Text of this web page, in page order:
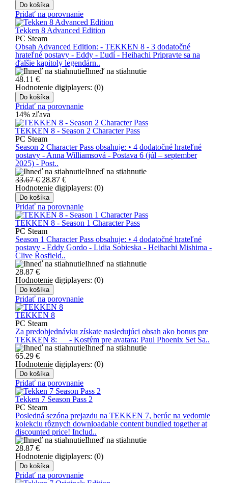
Do košíka
Pridať na porovnanie
Tekken 8 Advanced Edition
PC Steam
Obsah Advanced Edition: - TEKKEN 8 - 3 dodatočné
hrateľné postavy - Eddy - Ľudí - Heihachi Pripravte sa na
ďalšie kapitoly legendárn..
Ihneď na stiahnutie
48.11 €
Hodnotenie digiplayers: (0)
Do košíka
Pridať na porovnanie
14% zľava
TEKKEN 8 - Season 2 Character Pass
PC Steam
Season 2 Character Pass obsahuje: • 4 dodatočné hrateľné
postavy - Anna Williamsová - Postava 6 (júl – september
2025) - Post..
Ihneď na stiahnutie
33.67 € 28.87 €
Hodnotenie digiplayers: (0)
Do košíka
Pridať na porovnanie
TEKKEN 8 - Season 1 Character Pass
PC Steam
Season 1 Character Pass obsahuje: • 4 dodatočné hrateľné
postavy - Eddy Gordo - Lidia Sobieska - Heihachi Mishima -
Clive Rosfield..
Ihneď na stiahnutie
28.87 €
Hodnotenie digiplayers: (0)
Do košíka
Pridať na porovnanie
TEKKEN 8
PC Steam
Za predobjednávku získate nasledujúci obsah ako bonus pre
TEKKEN 8: - Kostým pre avatara: Paul Phoenix Set Sa..
Ihneď na stiahnutie
65.29 €
Hodnotenie digiplayers: (0)
Do košíka
Pridať na porovnanie
Tekken 7 Season Pass 2
PC Steam
Posledná sezóna prejazdu na TEKKEN 7, berúc na vedomie
kolekciu rôznych downloadable content bundled together at
discounted price! Includ..
Ihneď na stiahnutie
28.87 €
Hodnotenie digiplayers: (0)
Do košíka
Pridať na porovnanie